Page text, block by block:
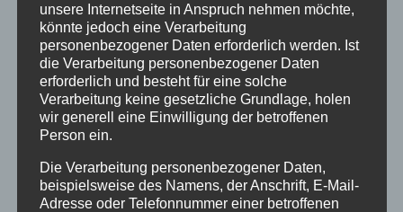
Verschickungskinder – Kurze Informationen
zur Erklärung für Presse und Interessierte
über das „Elend der Verschickungskinder“
unsere Internetseite in Anspruch nehmen möchte,
könnte jedoch eine Verarbeitung
personenbezogener Daten erforderlich werden. Ist
die Verarbeitung personenbezogener Daten
erforderlich und besteht für eine solche
Verarbeitung keine gesetzliche Grundlage, holen
wir generell eine Einwilligung der betroffenen
Person ein.
Die Verarbeitung personenbezogener Daten,
beispielsweise des Namens, der Anschrift, E-Mail-
Adresse oder Telefonnummer einer betroffenen